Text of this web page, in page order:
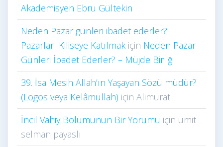
Akademisyen Ebru Gültekin
Neden Pazar günleri ibadet ederler?
Pazarları Kiliseye Katılmak için Neden Pazar
Günleri İbadet Ederler? – Müjde Birliği
39. İsa Mesih Allah’ın Yaşayan Sözü müdür?
(Logos veya Kelâmullah) için Alimurat
İncil Vahiy Bölümünün Bir Yorumu için ümit
selman payaslı